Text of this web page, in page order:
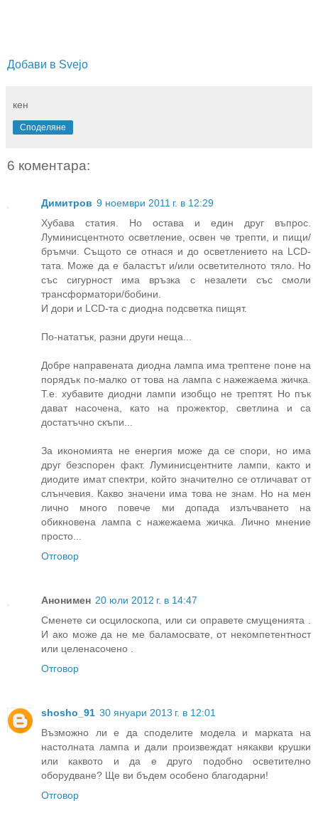
Добави в Svejo
кен
Споделяне
6 коментара:
Димитров 9 ноември 2011 г. в 12:29
Хубава статия. Но остава и един друг въпрос.
Луминисцентното осветление, освен че трепти, и пищи/
бръмчи. Същото се отнася и до осветлението на LCD-
тата. Може да е баластът и/или осветителното тяло. Но
със сигурност има връзка с незалети със смоли
трансформатори/бобини.
И дори и LCD-та с диодна подсветка пищят.
По-нататък, разни други неща...
Добре направената диодна лампа има трептене поне на
порядък по-малко от това на лампа с нажежаема жичка.
Т.е. хубавите диодни лампи изобщо не трептят. Но пък
дават насочена, като на прожектор, светлина и са
достатъчно скъпи...
За икономията не енергия може да се спори, но има
друг безспорен факт. Луминисцентните лампи, както и
диодите имат спектри, който значително се отличават от
слънчевия. Какво значени има това не знам. Но на мен
лично много повече ми допада излъчването на
обикновена лампа с нажежаема жичка. Лично мнение
просто...
Отговор
Анонимен 20 юли 2012 г. в 14:47
Сменете си осцилоскопа, или си оправете смущенията .
И ако може да не ме баламосвате, от некомпетентност
или целенасочено .
Отговор
shosho_91 30 януари 2013 г. в 12:01
Възможно ли е да споделите модела и марката на
настолната лампа и дали произвеждат някакви крушки
или каквото и да е друго подобно осветително
оборудване? Ще ви бъдем особено благодарни!
Отговор